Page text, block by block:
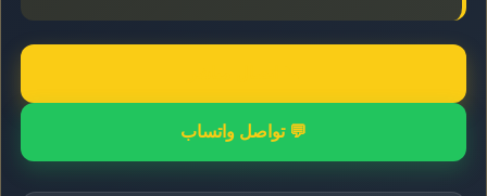
💬 تواصل واتساب